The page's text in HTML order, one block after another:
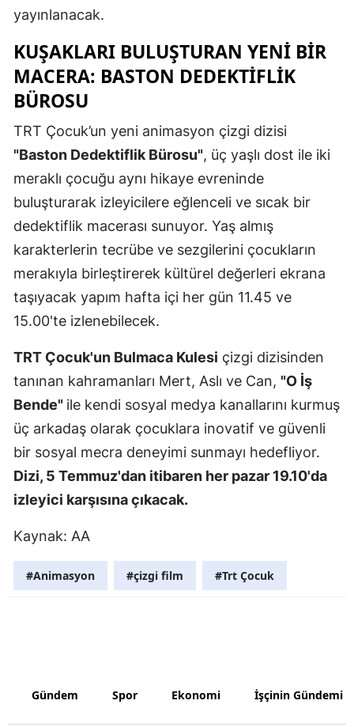
Mersin
İstanbul
Kayseri
Kırşehir
Kocaeli
Kütahya
Malatya
Manisa
Rize
Sakarya
yayınlanacak.
KUŞAKLARI BULUŞTURAN YENI BIR
MACERA: BASTON DEDEKTIFLIK
BÜROSU
TRT Çocuk’un yeni animasyon çizgi dizisi
"Baston Dedektiflik Bürosu", üç yaşlı dost ile iki
meraklı çocuğu aynı hikaye evreninde
buluşturarak izleyicilere eğlenceli ve sıcak bir
dedektiflik macerası sunuyor. Yaş almış
karakterlerin tecrübe ve sezgilerini çocukların
merakıyla birleştirerek kültürel değerleri ekrana
taşıyacak yapım hafta içi her gün 11.45 ve
15.00'te izlenebilecek.
TRT Çocuk'un Bulmaca Kulesi çizgi dizisinden
tanınan kahramanları Mert, Aslı ve Can, "O İş
Bende" ile kendi sosyal medya kanallarını kurmuş
üç arkadaş olarak çocuklara inovatif ve güvenli
bir sosyal mecra deneyimi sunmayı hedefliyor.
Dizi, 5 Temmuz'dan itibaren her pazar 19.10'da
izleyici karşısına çıkacak.
Kaynak: AA
#Animasyon #çizgi film #Trt Çocuk
Gündem Spor Ekonomi İşçinin Gündemi